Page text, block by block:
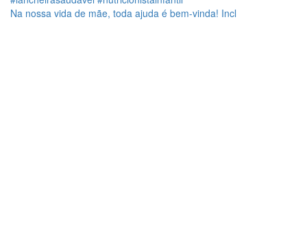
Na nossa vida de mãe, toda ajuda é bem-vinda! Incl